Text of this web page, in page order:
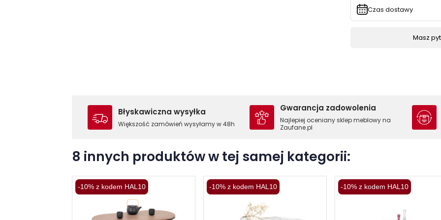
Czas dostawy
Masz
Błyskawiczna wysyłka
Większość zamówień wysyłamy w 48h
Gwarancja zadowolenia
Najlepiej oceniany sklep meblowy na
Zaufane.pl
8 innych produktów w tej samej kategorii:
-10% z kodem HAL10 -10% z kodem HAL10 -10% z kodem HAL10